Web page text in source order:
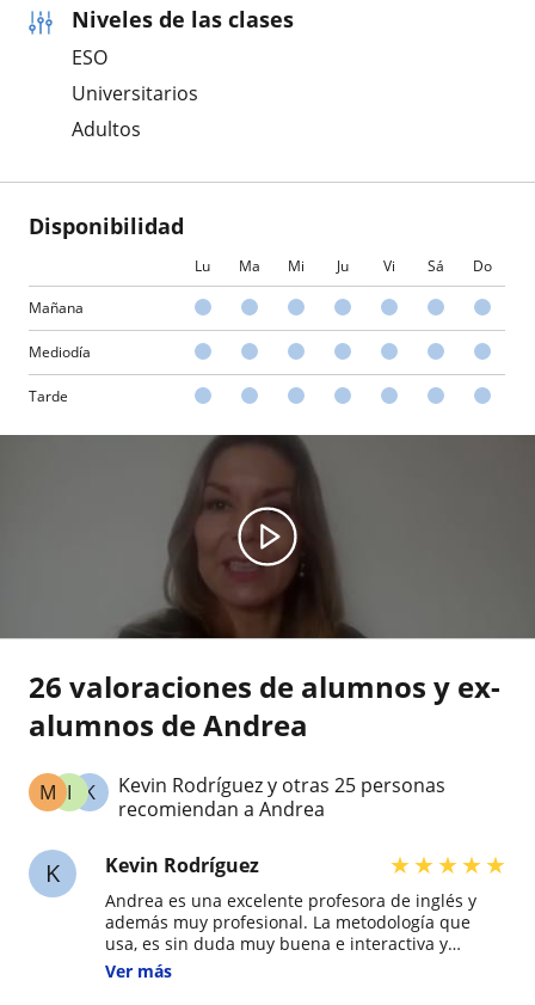
Niveles de las clases
ESO
Universitarios
Adultos
Disponibilidad
Lu Ma Mi Ju Vi Sá Do
Mañana
Mediodía
Tarde
26 valoraciones de alumnos y ex-
alumnos de Andrea
K
I
M
Kevin Rodríguez y otras 25 personas
recomiendan a Andrea
K Kevin Rodríguez ★★★★★
Andrea es una excelente profesora de inglés y
además muy profesional. La metodología que
usa, es sin duda muy buena e interactiva y
permite hacer las clases dinámicas. Sin duda ha
Ver más